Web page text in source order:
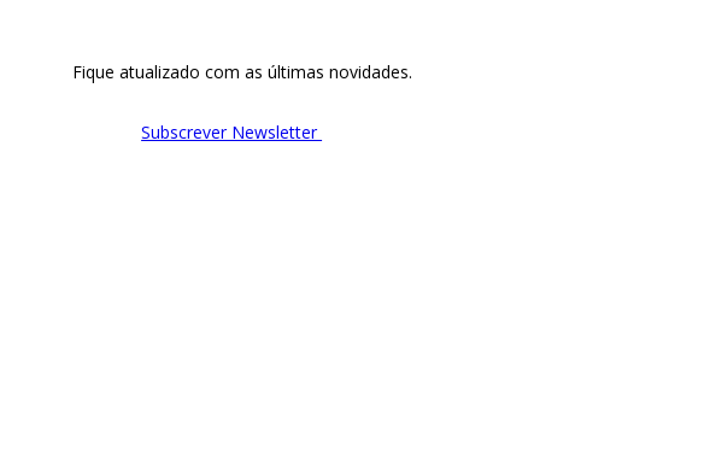
Fique atualizado com as últimas novidades.
Subscrever Newsletter